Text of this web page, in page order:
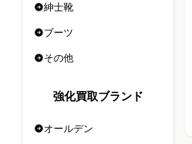
紳士靴
ブーツ
その他
強化買取ブランド
オールデン